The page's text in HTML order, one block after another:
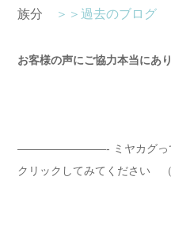
族分
＞＞過去のブログ
お客様の声にご協力本当にあ
————————- ミヤカグって
クリックしてみてください （